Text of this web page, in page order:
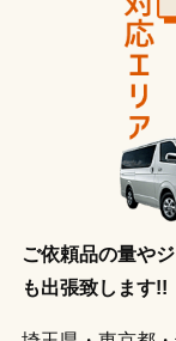
ご依頼品の量や
も出張致します!!